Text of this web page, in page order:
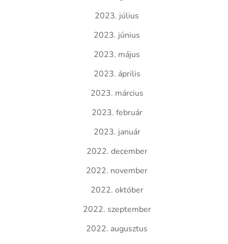
2023. július
2023. június
2023. május
2023. április
2023. március
2023. február
2023. január
2022. december
2022. november
2022. október
2022. szeptember
2022. augusztus